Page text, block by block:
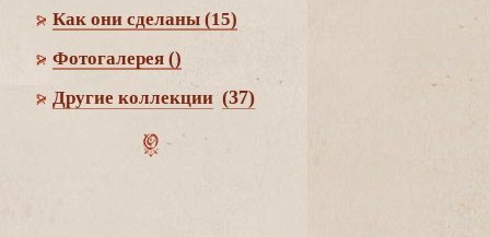
Как они сделаны (15)
Фотогалерея ()
Другие коллекции (37)